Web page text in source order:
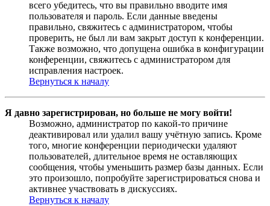
всего убедитесь, что вы правильно вводите имя
пользователя и пароль. Если данные введены
правильно, свяжитесь с администратором, чтобы
проверить, не был ли вам закрыт доступ к конференции.
Также возможно, что допущена ошибка в конфигурации
конференции, свяжитесь с администратором для
исправления настроек.
Вернуться к началу
Я давно зарегистрирован, но больше не могу войти!
Возможно, администратор по какой-то причине
деактивировал или удалил вашу учётную запись. Кроме
того, многие конференции периодически удаляют
пользователей, длительное время не оставляющих
сообщения, чтобы уменьшить размер базы данных. Если
это произошло, попробуйте зарегистрироваться снова и
активнее участвовать в дискуссиях.
Вернуться к началу